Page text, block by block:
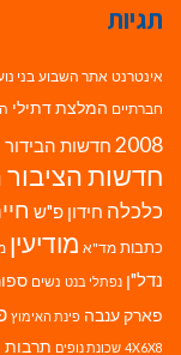
תגיות
אינטרנט אתר השבוע בני
חברתיים המלצת דתילי
2008 חדשות הבידור
חדשות הציבור
כלכלה חידון פ"ש
כתבות מד"א מודיעין
נדל"ן נפתלי בנט נשים
פארק ענבה פינת האימוץ
4X6X8 שכונת נופים תרבות